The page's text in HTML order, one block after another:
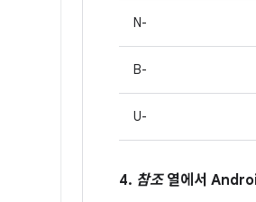
N-
B-
U-
4. 참조열에서